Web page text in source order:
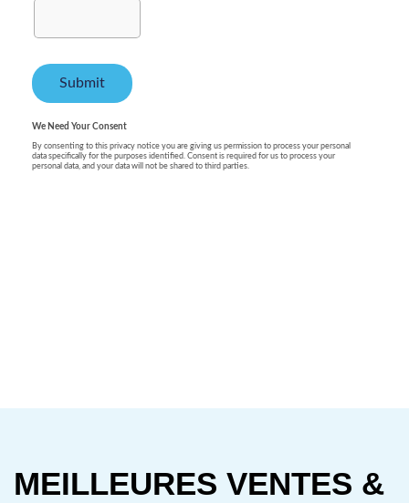
MEILLEURES VENTES &